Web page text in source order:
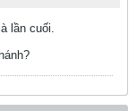
lần cuối.